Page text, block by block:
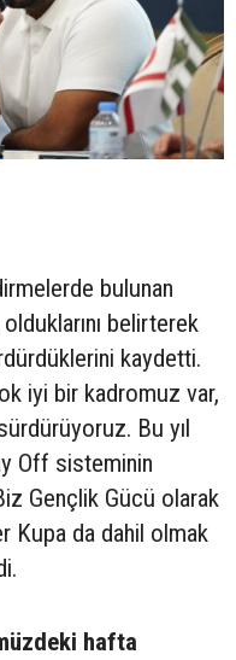
bulunan
belirterek
kaydetti.
iyi bir kadromuz var,
Bu yıl
Off sisteminin
Gençlik Gücü olarak
Kupa da dahil olmak
hafta